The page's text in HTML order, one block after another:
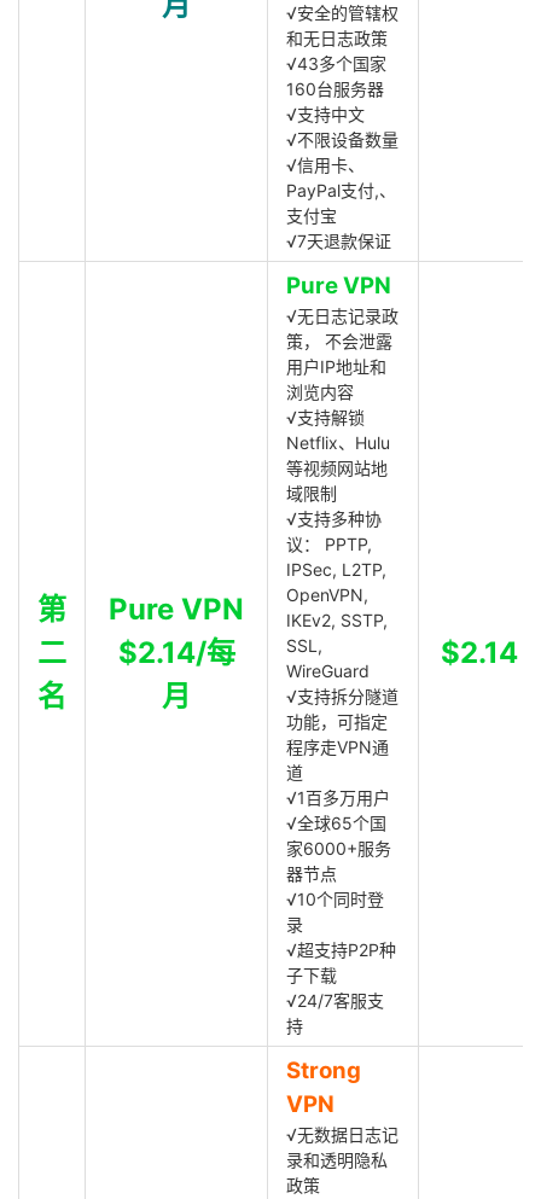
√安全的管辖权
和无日志政策
√43多个国家
160台服务器
√支持中文
√不限设备数量
√信用卡、
PayPal支付,、
支付宝
√7天退款保证
第
二
名
Pure VPN
$2.14/每
月
Pure VPN
√无日志记录政
策， 不会泄露
用户IP地址和
浏览内容
√支持解锁
Netflix、Hulu
等视频网站地
域限制
√支持多种协
议： PPTP,
IPSec, L2TP,
OpenVPN,
IKEv2, SSTP,
SSL,
WireGuard
√支持拆分隧道
功能，可指定
程序走VPN通
道
√1百多万用户
√全球65个国
家6000+服务
器节点
√10个同时登
录
√超支持P2P种
子下载
√24/7客服支
持
$2.14
Strong
VPN
√无数据日志记
录和透明隐私
政策